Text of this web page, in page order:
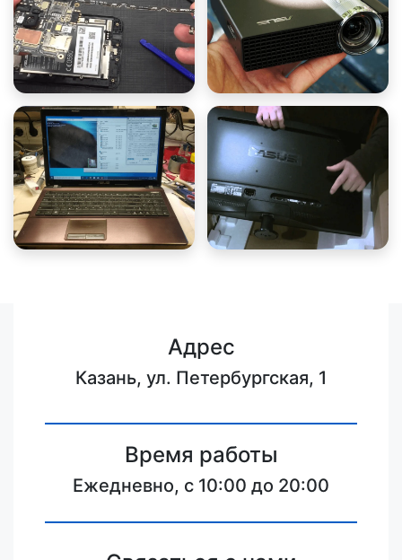
Адрес
Казань, ул. Петербургская, 1
Время работы
Ежедневно, с 10:00 до 20:00